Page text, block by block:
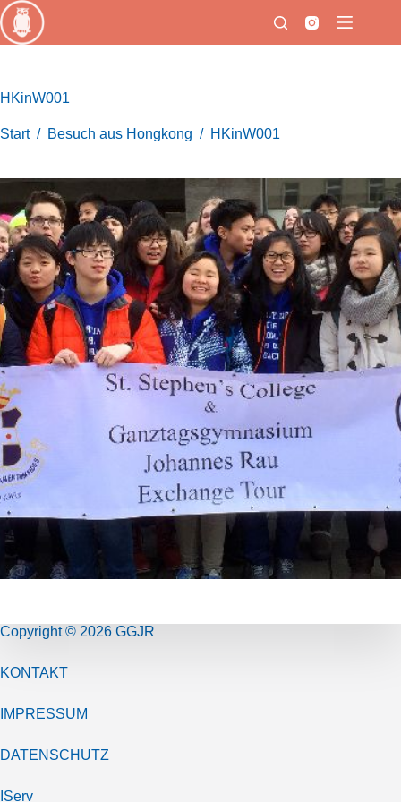
Zum
Inhalt
springen
HKinW001
Start / Besuch aus Hongkong / HKinW001
Copyright © 2026 GGJR
KONTAKT
IMPRESSUM
DATENSCHUTZ
IServ